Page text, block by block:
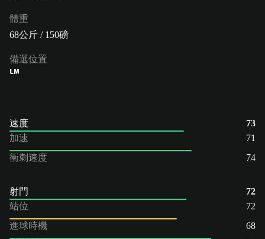
體重
68公斤 / 150磅
備選位置
LM
速度
73
加速
71
衝刺速度
74
射門
72
站位
72
進球時機
68